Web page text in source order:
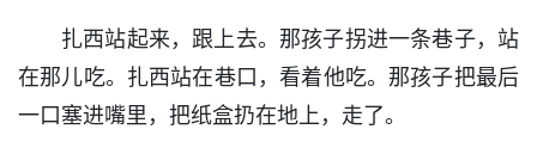
扎西站起来，跟上去。那孩子拐进一条巷子，站
在那儿吃。扎西站在巷口，看着他吃。那孩子把最后
一口塞进嘴里，把纸盒扔在地上，走了。